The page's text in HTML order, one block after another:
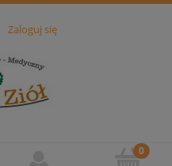
Zaloguj się